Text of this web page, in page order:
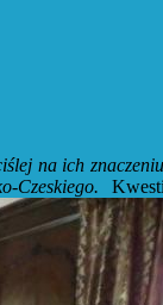
na ich
Czeskiego.